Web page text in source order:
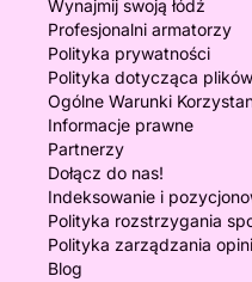
Wynajmij swoją łódź
Profesjonalni armatorzy
Polityka prywatności
Polityka dotycząca
Ogólne Warunki
Informacje prawne
Partnerzy
Dołącz do nas!
Indeksowanie i
Polityka rozstrzygania
Polityka zarządzania
Blog